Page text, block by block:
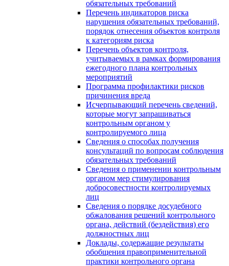
обязательных требований
Перечень индикаторов риска
нарушения обязательных требований,
порядок отнесения объектов контроля
к категориям риска
Перечень объектов контроля,
учитываемых в рамках формирования
ежегодного плана контрольных
мероприятий
Программа профилактики рисков
причинения вреда
Исчерпывающий перечень сведений,
которые могут запрашиваться
контрольным органом у
контролируемого лица
Сведения о способах получения
консультаций по вопросам соблюдения
обязательных требований
Сведения о применении контрольным
органом мер стимулирования
добросовестности контролируемых
лиц
Сведения о порядке досудебного
обжалования решений контрольного
органа, действий (бездействия) его
должностных лиц
Доклады, содержащие результаты
обобщения правоприменительной
практики контрольного органа